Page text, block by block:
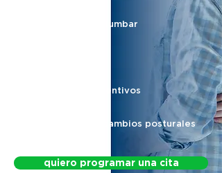
Hernia de disco lumbar
Protocolos preventivos
Protocolo para cambios posturales
quiero programar una cita